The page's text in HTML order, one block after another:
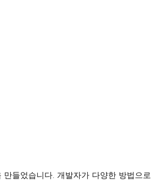
만들었습니다. 개발자가 다양한 방법으